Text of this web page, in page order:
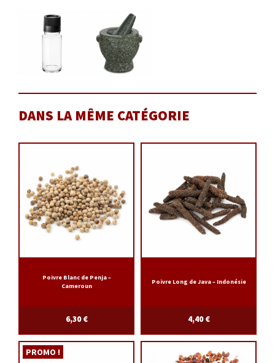
DANS LA MÊME CATÉGORIE
Poivre Blanc de Penja –
Cameroun
6,30€
Poivre Long de Java – Indonésie
4,40€
PROMO !